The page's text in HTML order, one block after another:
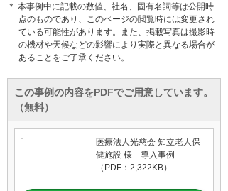
＊ 本事例中に記載の数値、社名、固有名詞等は公開時
点のものであり、このページの閲覧時には変更され
ている可能性があります。また、掲載写真は撮影時
の機材や天候などの影響により実際と異なる場合が
あることをご了承ください。
この事例の内容をPDFでご用意しています。
（無料）
医療法人光慈会 知立老人保
健施設 様 導入事例
（PDF：2,322KB）